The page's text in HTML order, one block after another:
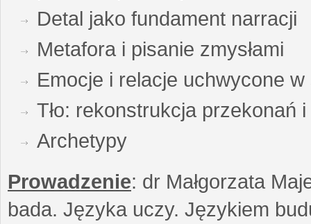
Detal jako fundament narracji
Metafora i pisanie zmysłami
Emocje i relacje uchwycone
Tło: rekonstrukcja przekonań
Archetypy
Prowadzenie: dr Małgorzata
bada. Języka uczy. Językiem